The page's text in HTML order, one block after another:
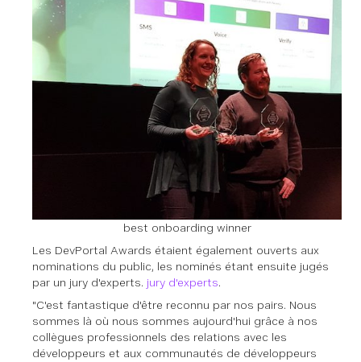
best onboarding winner
Les DevPortal Awards étaient également ouverts aux
nominations du public, les nominés étant ensuite jugés
par un jury d'experts. jury d'experts.
"C'est fantastique d'être reconnu par nos pairs. Nous
sommes là où nous sommes aujourd'hui grâce à nos
collègues professionnels des relations avec les
développeurs et aux communautés de développeurs